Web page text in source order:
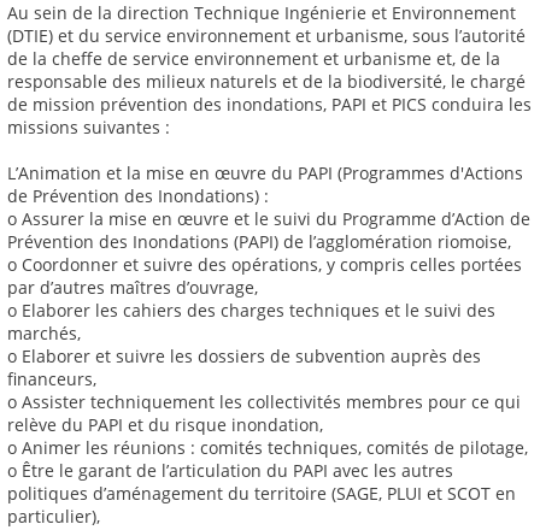
Au sein de la direction Technique Ingénierie et Environnement
(DTIE) et du service environnement et urbanisme, sous l’autorité
de la cheffe de service environnement et urbanisme et, de la
responsable des milieux naturels et de la biodiversité, le chargé
de mission prévention des inondations, PAPI et PICS conduira les
missions suivantes :
L’Animation et la mise en œuvre du PAPI (Programmes d'Actions
de Prévention des Inondations) :
o Assurer la mise en œuvre et le suivi du Programme d’Action de
Prévention des Inondations (PAPI) de l’agglomération riomoise,
o Coordonner et suivre des opérations, y compris celles portées
par d’autres maîtres d’ouvrage,
o Elaborer les cahiers des charges techniques et le suivi des
marchés,
o Elaborer et suivre les dossiers de subvention auprès des
financeurs,
o Assister techniquement les collectivités membres pour ce qui
relève du PAPI et du risque inondation,
o Animer les réunions : comités techniques, comités de pilotage,
o Être le garant de l’articulation du PAPI avec les autres
politiques d’aménagement du territoire (SAGE, PLUI et SCOT en
particulier),